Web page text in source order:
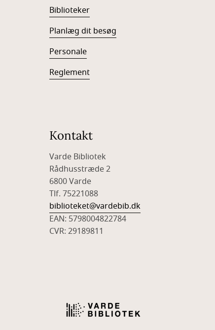
Biblioteker
Planlæg dit besøg
Personale
Reglement
Kontakt
Varde Bibliotek
Rådhusstræde 2
6800 Varde
Tlf. 75221088
biblioteket@vardebib.dk
EAN: 5798004822784
CVR: 29189811